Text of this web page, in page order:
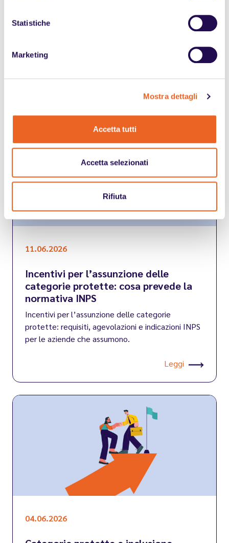
Statistiche
Marketing
Mostra dettagli
Accetta tutti
Accetta selezionati
Rifiuta
Permessi Legge 104: come funzionano
le tutele per lavoratori e caregiver
giorni spettano e quali tutele sono previste per
Leggi
11.06.2026
Incentivi per l’assunzione delle
categorie protette: cosa prevede la
normativa INPS
Incentivi per l’assunzione delle categorie
protette: requisiti, agevolazioni e indicazioni INPS
per le aziende che assumono.
Leggi
04.06.2026